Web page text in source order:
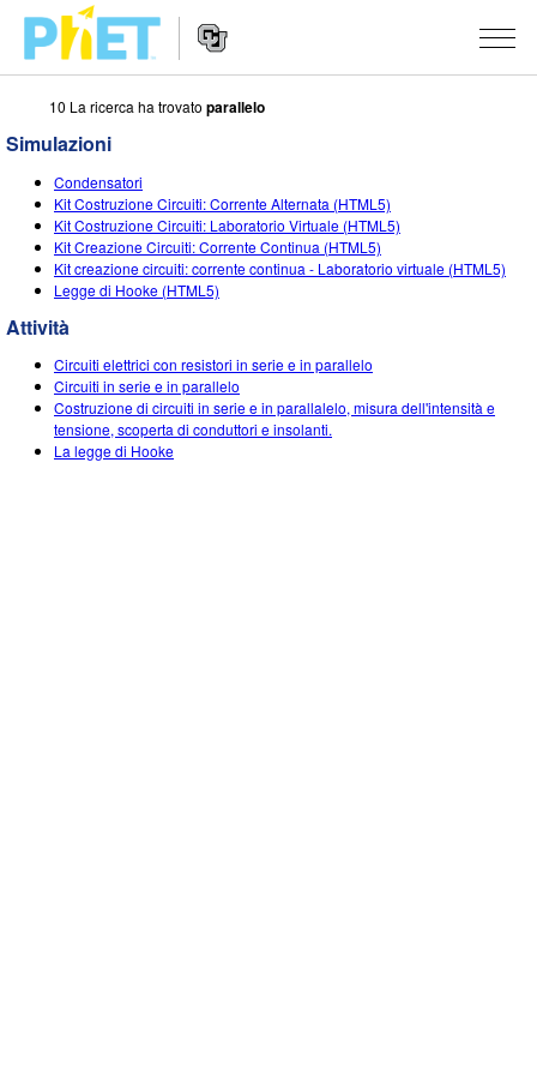
Ricerca
sito
PhET
Web
SIMULAZIONI
Tutte le simulazioni
Fisica
Matematica e statistica
Chimica
Terra e Spazio
Biologia
STUDIO
About Studio
Customizable Sims
Inizia una prova gratuita
Acquista una licenza
INSEGNAMENTO
Attività
Contribuisci con una Attività
Linee guida per i contributi alle attività
Workshop virtuali
RICERCHE
INIZIATIVE
Progettazione inclusiva
PhET Global
ENTRA / REGISTRATI
10 La ricerca ha trovato parallelo
Simulazioni
Condensatori
Kit Costruzione Circuiti: Corrente Alternata (HTML5)
Kit Costruzione Circuiti: Laboratorio Virtuale (HTML5)
Kit Creazione Circuiti: Corrente Continua (HTML5)
Kit creazione circuiti: corrente continua - Laboratorio virtuale (HTML5)
Legge di Hooke (HTML5)
Attività
Circuiti elettrici con resistori in serie e in parallelo
Circuiti in serie e in parallelo
Costruzione di circuiti in serie e in parallalelo, misura dell'intensità e
tensione, scoperta di conduttori e insolanti.
La legge di Hooke